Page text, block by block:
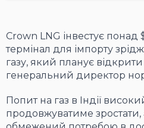
Crown LNG інвестує понад
термінал для імпорту
газу, який планує
генеральний директор
Попит на газ в Індії
продовжуватиме зростати,